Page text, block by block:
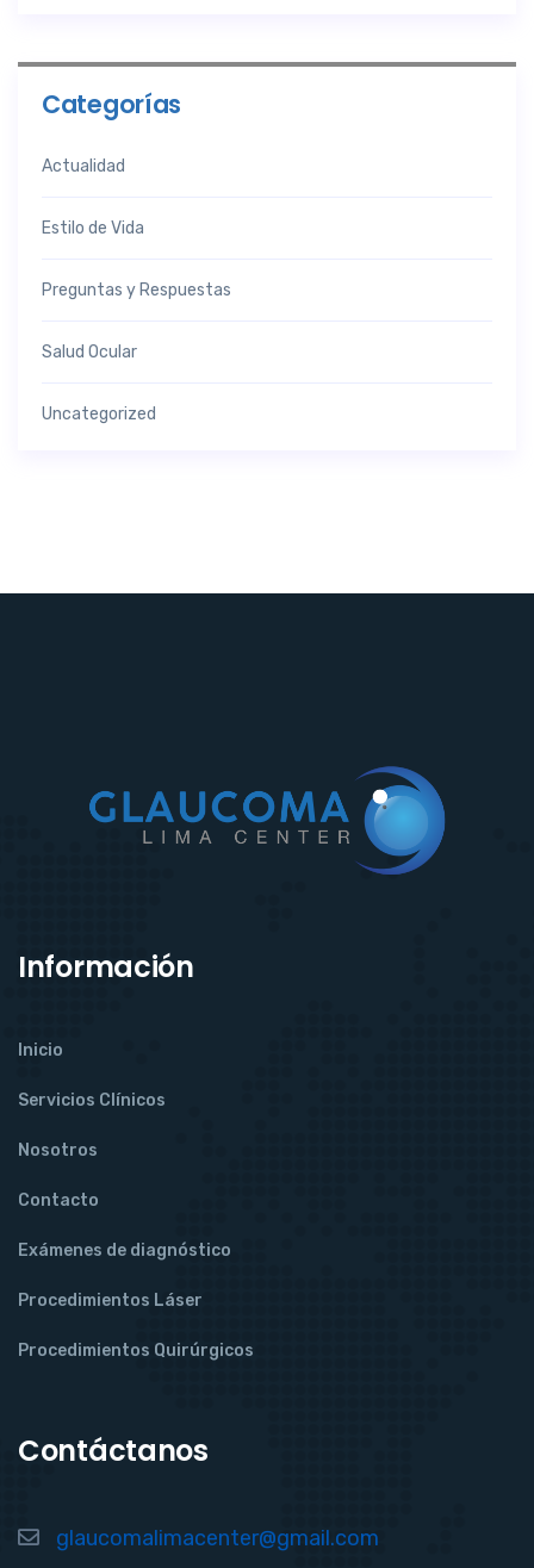
Categorías
Actualidad
Estilo de Vida
Preguntas y Respuestas
Salud Ocular
Uncategorized
Información
Inicio
Servicios Clínicos
Nosotros
Contacto
Exámenes de diagnóstico
Procedimientos Láser
Procedimientos Quirúrgicos
Contáctanos
glaucomalimacenter@gmail.com